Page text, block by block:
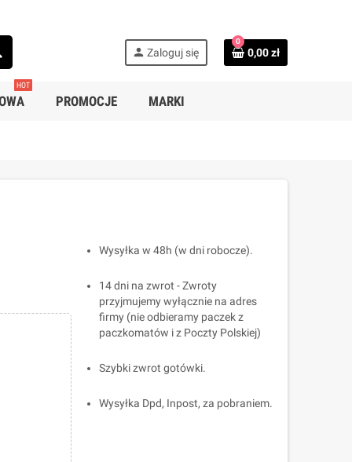
person Zaloguj się
0
0,00 zł
HOT
PROMOCJE MARKI
Wysyłka w 48h (w dni robocze).
14 dni na zwrot - Zwroty
przyjmujemy wyłącznie na adres
firmy (nie odbieramy paczek z
paczkomatów i z Poczty Polskiej)
Szybki zwrot gotówki.
Wysyłka Dpd, Inpost, za pobraniem.